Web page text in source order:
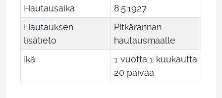
Hautausaika
8 5.1927
Hautauksen
lisätieto
Pitkärannan
hautausmaalle
Ikä
1 vuotta 1 kuukautta
20 päivää